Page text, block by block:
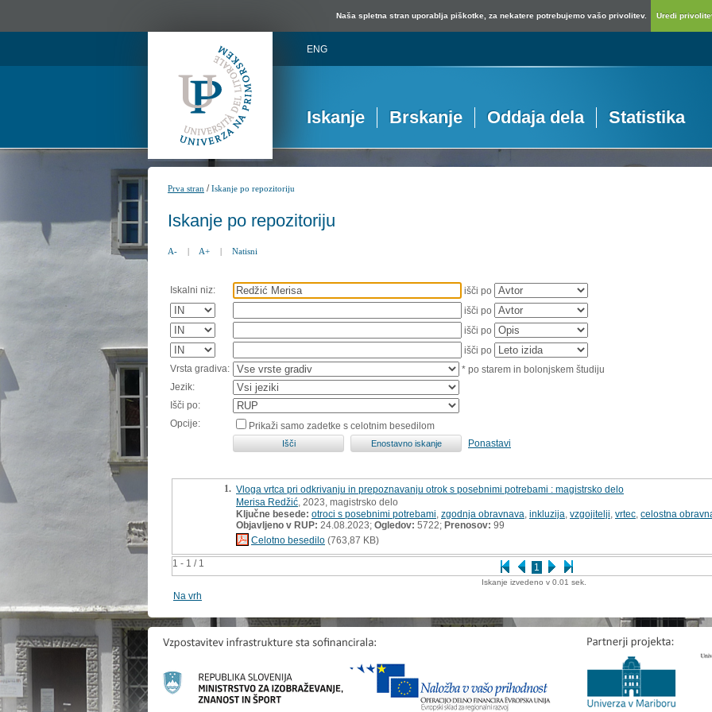
Naša spletna stran uporablja piškotke, za nekatere potrebujemo vašo privolitev. Uredi
ENG
Iskanje Brskanje Oddaja dela Statistika
Prva stran /Iskanje po repozitoriju
Iskanje po repozitoriju
A- | A+ | Natisni
Iskalni niz:
išči po
išči po
išči po
išči po
Vrsta gradiva:
* po starem in bolonjskem študiju
Jezik:
Išči po:
Opcije:
Prikaži samo zadetke s celotnim besedilom
Ponastavi
1 - 1 / 1 1
1. Vloga vrtca pri odkrivanju in prepoznavanju otrok s posebnimi potrebami : magistrsko delo
Merisa Redžić , 2023, magistrsko delo
Ključne besede: otroci s posebnimi potrebami zgodnja obravnava inkluzija vzgojitelji vrtec celostna
Objavljeno v RUP: 24.08.2023; Ogledov: 5722; Prenosov: 99
Celotno besedilo (763,87 KB)
Iskanje izvedeno v 0.01 sek.
Na vrh